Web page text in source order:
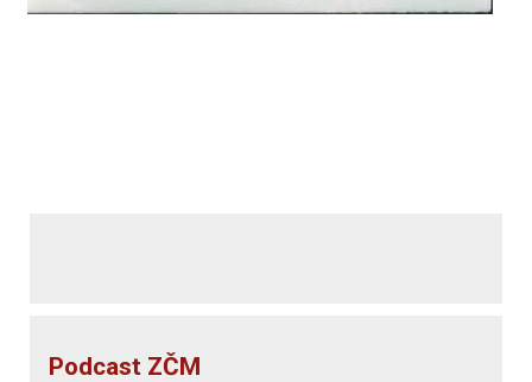
Podcast ZČM